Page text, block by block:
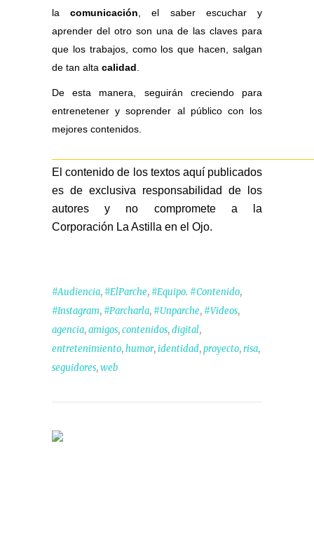
lacomunicación , el saber escuchar y
aprender del otro son una de las claves para
que los trabajos, como los que hacen, salgan
de tan alta calidad
De esta manera, seguirán creciendo para
entrenetener y soprender al público con los
mejores contenidos.
El contenido de los textos aquí publicados
es de exclusiva responsabilidad de los
autores y no compromete a la
Corporación La Astilla en el Ojo.
#Audiencia,#ElParche,#Equipo. #Contenido,
#Instagram,#Parcharla,#Unparche,#Videos,
agencia,amigos,contenidos,digital,
entretenimiento,humor,identidad,proyecto,risa,
seguidores,web